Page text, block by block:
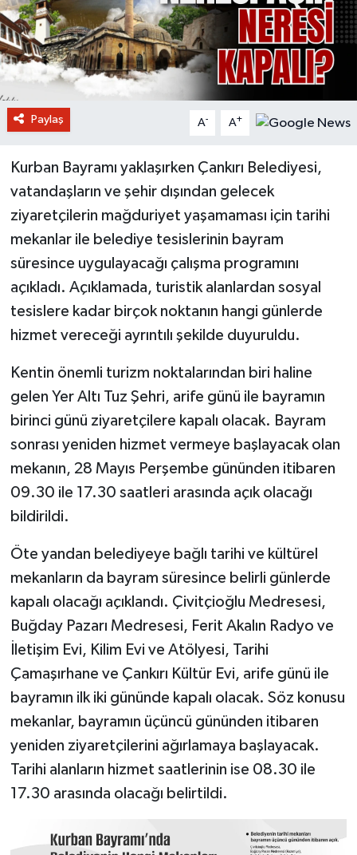
Paylaş A- A+
Kurban Bayramı yaklaşırken Çankırı Belediyesi,
vatandaşların ve şehir dışından gelecek
ziyaretçilerin mağduriyet yaşamaması için tarihi
mekanlar ile belediye tesislerinin bayram
süresince uygulayacağı çalışma programını
açıkladı. Açıklamada, turistik alanlardan sosyal
tesislere kadar birçok noktanın hangi günlerde
hizmet vereceği ayrıntılı şekilde duyuruldu.
Kentin önemli turizm noktalarından biri haline
gelen Yer Altı Tuz Şehri, arife günü ile bayramın
birinci günü ziyaretçilere kapalı olacak. Bayram
sonrası yeniden hizmet vermeye başlayacak olan
mekanın, 28 Mayıs Perşembe gününden itibaren
09.30 ile 17.30 saatleri arasında açık olacağı
bildirildi.
Öte yandan belediyeye bağlı tarihi ve kültürel
mekanların da bayram süresince belirli günlerde
kapalı olacağı açıklandı. Çivitçioğlu Medresesi,
Buğday Pazarı Medresesi, Ferit Akalın Radyo ve
İletişim Evi, Kilim Evi ve Atölyesi, Tarihi
Çamaşırhane ve Çankırı Kültür Evi, arife günü ile
bayramın ilk iki gününde kapalı olacak. Söz konusu
mekanlar, bayramın üçüncü gününden itibaren
yeniden ziyaretçilerini ağırlamaya başlayacak.
Tarihi alanların hizmet saatlerinin ise 08.30 ile
17.30 arasında olacağı belirtildi.